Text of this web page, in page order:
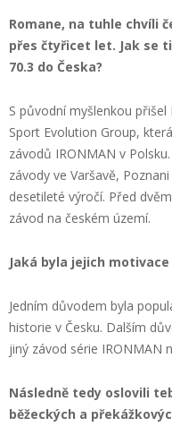
Romane, na tuhle chvíli
přes čtyřicet let. Jak se
70.3 do Česka?
S původní myšlenkou
Sport Evolution Group,
závodů IRONMAN v
závody ve Varšavě,
desetileté výročí. Před
závod na českém území.
Jaká byla jejich
Jedním důvodem byla
historie v Česku. Dalším
jiný závod série IRONMAN
Následně tedy oslovili
běžeckých a